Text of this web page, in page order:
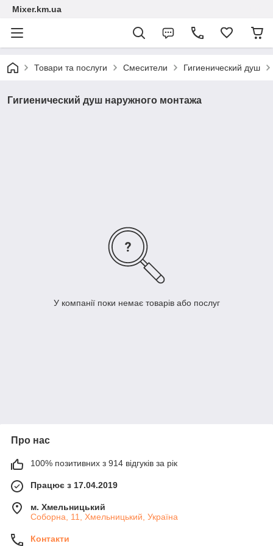
Mixer.km.ua
Товари та послуги Смесители Гигиенический душ
Гигиенический душ наружного монтажа
У компанії поки немає товарів або послуг
Про нас
100% позитивних з 914 відгуків за рік
Працює з 17.04.2019
м. Хмельницький
Соборна, 11, Хмельницький, Україна
Контакти